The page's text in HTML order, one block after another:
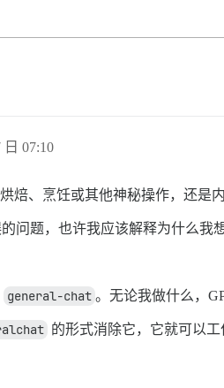
日 07:10
焙、烹饪或其他神秘操作，还是
问题，也许我应该解释为什么我想
general-chat 。无论我做什么，
的形式消除它，它就可以